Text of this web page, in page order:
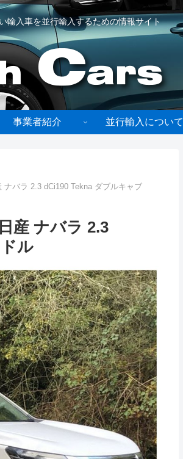
輸入車を並行輸入するための情報サイト
事業者紹介 並行輸入について
バラ 2.3 dCi190 Tekna ダブルキャブ
産 ナバラ 2.3
ル